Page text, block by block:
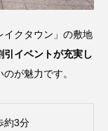
イクタウン」の敷地
引イベントが充実し
が魅力です。
約3分